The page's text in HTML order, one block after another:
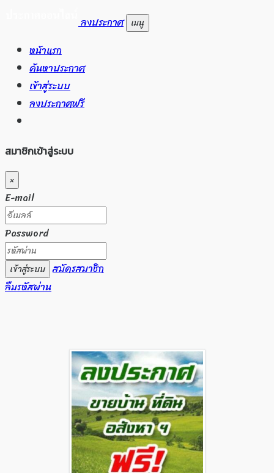
ลงประกาศ เมนู
หน้าแรก
ค้นหาประกาศ
เข้าสู่ระบบ
ลงประกาศฟรี
สมาชิกเข้าสู่ระบบ
×
E-mail
Password
เข้าสู่ระบบ สมัครสมาชิก
ลืมรหัสผ่าน